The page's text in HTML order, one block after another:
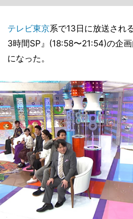
テレビ東京系で13日に放送され
3時間SP』(18:58〜21:54)の企
になった。